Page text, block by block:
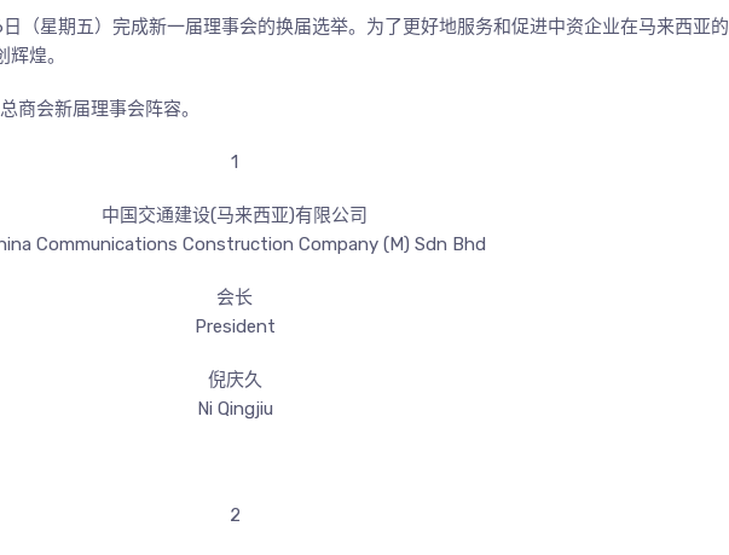
（星期五）完成新一届理事会的换届选举。为了更好地服务和促进中资企业在马来西亚的
煌。
商会新届理事会阵容。
1
中国交通建设(马来西亚)有限公司
Communications Construction Company (M) Sdn Bhd
会长
President
倪庆久
Ni Qingjiu
2